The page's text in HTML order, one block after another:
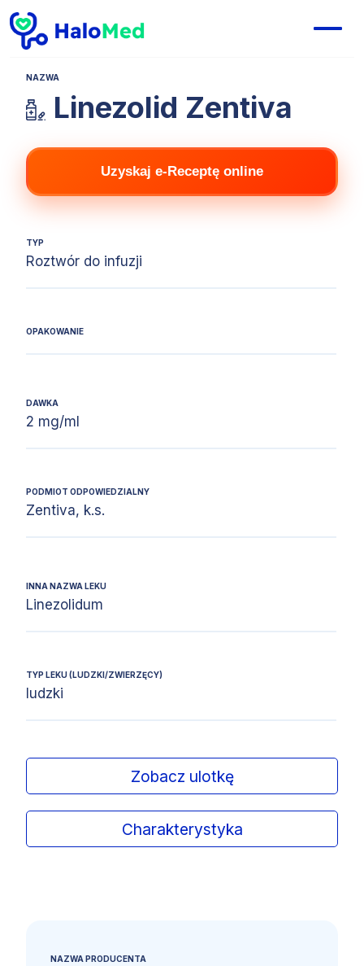
NAZWA
Linezolid Zentiva
Uzyskaj e-Receptę online
TYP
Roztwór do infuzji
OPAKOWANIE
DAWKA
2 mg/ml
PODMIOT ODPOWIEDZIALNY
Zentiva, k.s.
INNA NAZWA LEKU
Linezolidum
TYP LEKU (LUDZKI/ZWIERZĘCY)
ludzki
Zobacz ulotkę
Charakterystyka
NAZWA PRODUCENTA